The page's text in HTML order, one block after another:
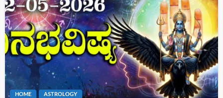
HOME ASTROLOGY